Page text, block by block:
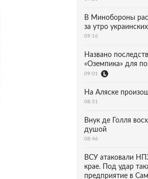
В Минобороны
за утро
09:16
Названо
«Оземпика» для
09:01
На Аляске
08:51
Внук де Голля
душой
08:46
ВСУ атаковали
крае. Под удар
предприятие в